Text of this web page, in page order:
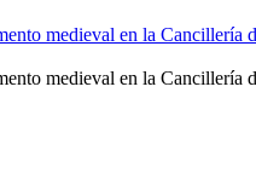
medieval en la Cancillería
medieval en la Cancillería